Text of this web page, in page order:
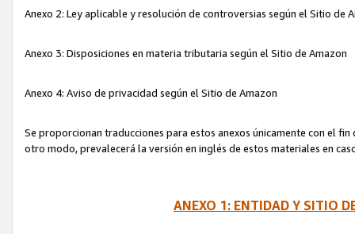
Anexo 2: Ley aplicable y resolución de controversias según el Sitio de
Anexo 3: Disposiciones en materia tributaria según el Sitio de Amazon
Anexo 4: Aviso de privacidad según el Sitio de Amazon
Se proporcionan traducciones para estos anexos únicamente con el
otro modo, prevalecerá la versión en inglés de estos materiales en
ANEXO 1: ENTIDAD Y SITIO